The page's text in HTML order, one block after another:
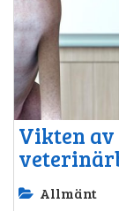
Vikten
Allmänt